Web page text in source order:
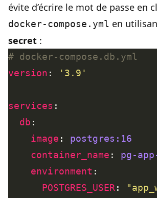
évite d’écrire le mot de passe en
docker-compose.yml en
secret :
# docker-compose.db.yml
version : '3.9'
services
db
image : postgres:16
container_name : pg-
environment
POSTGRES_USER :